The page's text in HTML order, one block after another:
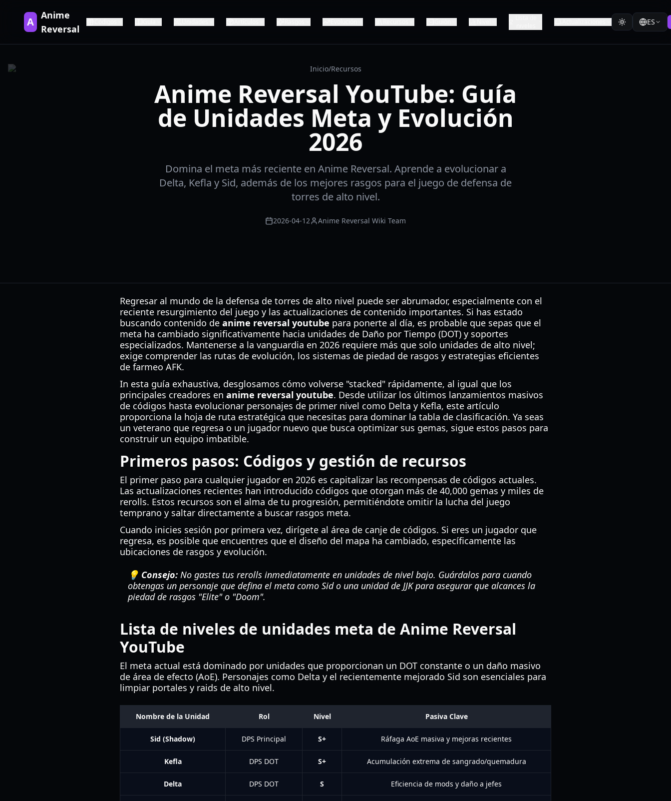
A Anime
Reversal
ES
Inicio/Recursos
Anime Reversal YouTube: Guía
de Unidades Meta y Evolución
2026
Domina el meta más reciente en Anime Reversal. Aprende a evolucionar a
Delta, Kefla y Sid, además de los mejores rasgos para el juego de defensa de
torres de alto nivel.
2026-04-12 Anime Reversal Wiki Team
Regresar al mundo de la defensa de torres de alto nivel puede ser abrumador, especialmente con el
reciente resurgimiento del juego y las actualizaciones de contenido importantes. Si has estado
buscando contenido de anime reversal youtube para ponerte al día, es probable que sepas que el
meta ha cambiado significativamente hacia unidades de Daño por Tiempo (DOT) y soportes
especializados. Mantenerse a la vanguardia en 2026 requiere más que solo unidades de alto nivel;
exige comprender las rutas de evolución, los sistemas de piedad de rasgos y estrategias eficientes
de farmeo AFK.
In esta guía exhaustiva, desglosamos cómo volverse "stacked" rápidamente, al igual que los
principales creadores en anime reversal youtube. Desde utilizar los últimos lanzamientos masivos
de códigos hasta evolucionar personajes de primer nivel como Delta y Kefla, este artículo
proporciona la hoja de ruta estratégica que necesitas para dominar la tabla de clasificación. Ya seas
un veterano que regresa o un jugador nuevo que busca optimizar sus gemas, sigue estos pasos para
construir un equipo imbatible.
Primeros pasos: Códigos y gestión de recursos
El primer paso para cualquier jugador en 2026 es capitalizar las recompensas de códigos actuales.
Las actualizaciones recientes han introducido códigos que otorgan más de 40,000 gemas y miles de
rerolls. Estos recursos son el alma de tu progresión, permitiéndote omitir la lucha del juego
temprano y saltar directamente a buscar rasgos meta.
Cuando inicies sesión por primera vez, dirígete al área de canje de códigos. Si eres un jugador que
regresa, es posible que encuentres que el diseño del mapa ha cambiado, específicamente las
ubicaciones de rasgos y evolución.
💡 Consejo: No gastes tus rerolls inmediatamente en unidades de nivel bajo. Guárdalos para cuando
obtengas un personaje que defina el meta como Sid o una unidad de JJK para asegurar que alcances la
piedad de rasgos "Elite" o "Doom".
Lista de niveles de unidades meta de Anime Reversal
YouTube
El meta actual está dominado por unidades que proporcionan un DOT constante o un daño masivo
de área de efecto (AoE). Personajes como Delta y el recientemente mejorado Sid son esenciales para
limpiar portales y raids de alto nivel.
Nombre de la Unidad Rol Nivel Pasiva Clave
Sid (Shadow) DPS Principal S+ Ráfaga AoE masiva y mejoras recientes
Kefla DPS DOT S+ Acumulación extrema de sangrado/quemadura
Delta DPS DOT S Eficiencia de mods y daño a jefes